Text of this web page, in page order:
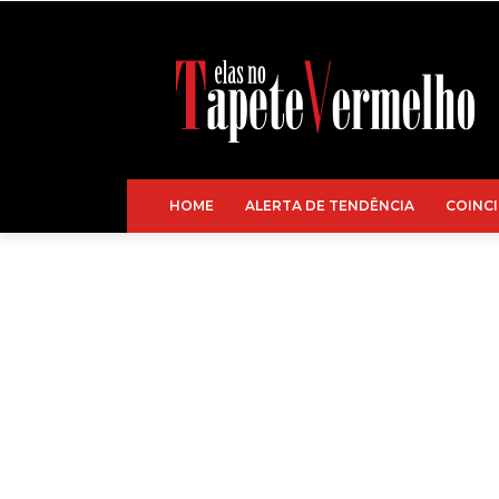
HOME ALERTA DE TENDÊNCIA